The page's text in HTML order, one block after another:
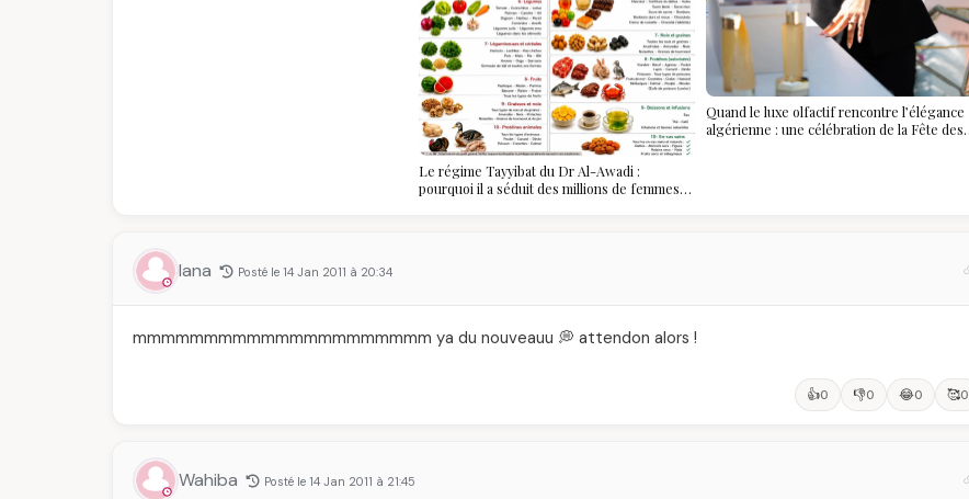
Le régime Tayyibat du Dr Al-Awadi :
pourquoi il a séduit des millions de femmes
Quand le luxe olfactif rencontre l’élégance
algérienne : une célébration de la Fête des
lana Posté le 14 Jan 2011 à 20:34
mmmmmmmmmmmmmmmmmmmmm ya du nouveauu 💭 attendon alors !
👍0 👎0 😂0 🥰0
Wahiba Posté le 14 Jan 2011 à 21:45